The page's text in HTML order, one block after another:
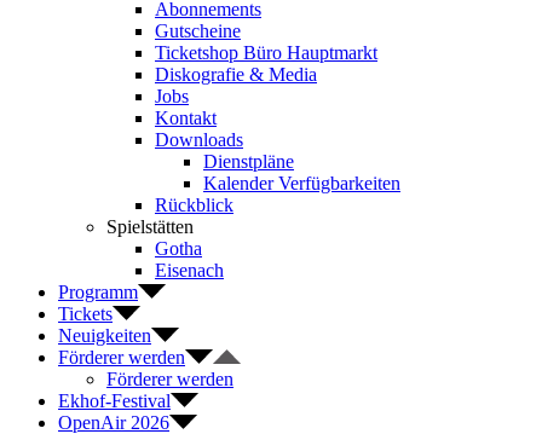
Abonnements
Gutscheine
Ticketshop Büro Hauptmarkt
Diskografie & Media
Jobs
Kontakt
Downloads
Dienstpläne
Kalender Verfügbarkeiten
Rückblick
Spielstätten
Gotha
Eisenach
Programm
Tickets
Neuigkeiten
Förderer werden
Förderer werden
Ekhof-Festival
OpenAir 2026